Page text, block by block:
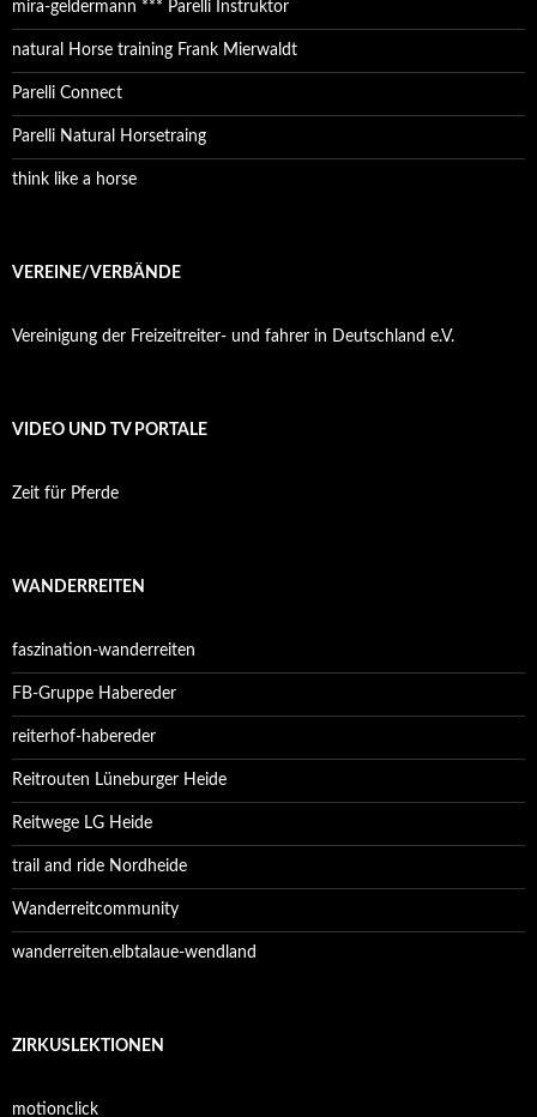
mira-geldermann *** Parelli Instruktor
natural Horse training Frank Mierwaldt
Parelli Connect
Parelli Natural Horsetraing
think like a horse
VEREINE/VERBÄNDE
Vereinigung der Freizeitreiter- und fahrer in Deutschland e.V.
VIDEO UND TV PORTALE
Zeit für Pferde
WANDERREITEN
faszination-wanderreiten
FB-Gruppe Habereder
reiterhof-habereder
Reitrouten Lüneburger Heide
Reitwege LG Heide
trail and ride Nordheide
Wanderreitcommunity
wanderreiten.elbtalaue-wendland
ZIRKUSLEKTIONEN
motionclick